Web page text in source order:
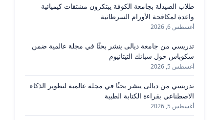
طلاب الصيدلة بجامعة الكوفة يبتكرون مشتقات كيميائية
واعدة لمكافحة الأورام السرطانية
أغسطس 6, 2026
تدريسي من جامعة ديالى ينشر بحثًا في مجلة عالمية ضمن
سكوباس حول سبائك التيتانيوم
أغسطس 5, 2026
تدريسي من ديالى ينشر بحثًا في مجلة عالمية لتطوير الذكاء
الاصطناعي بقراءة الكتابة الطبية
أغسطس 5, 2026